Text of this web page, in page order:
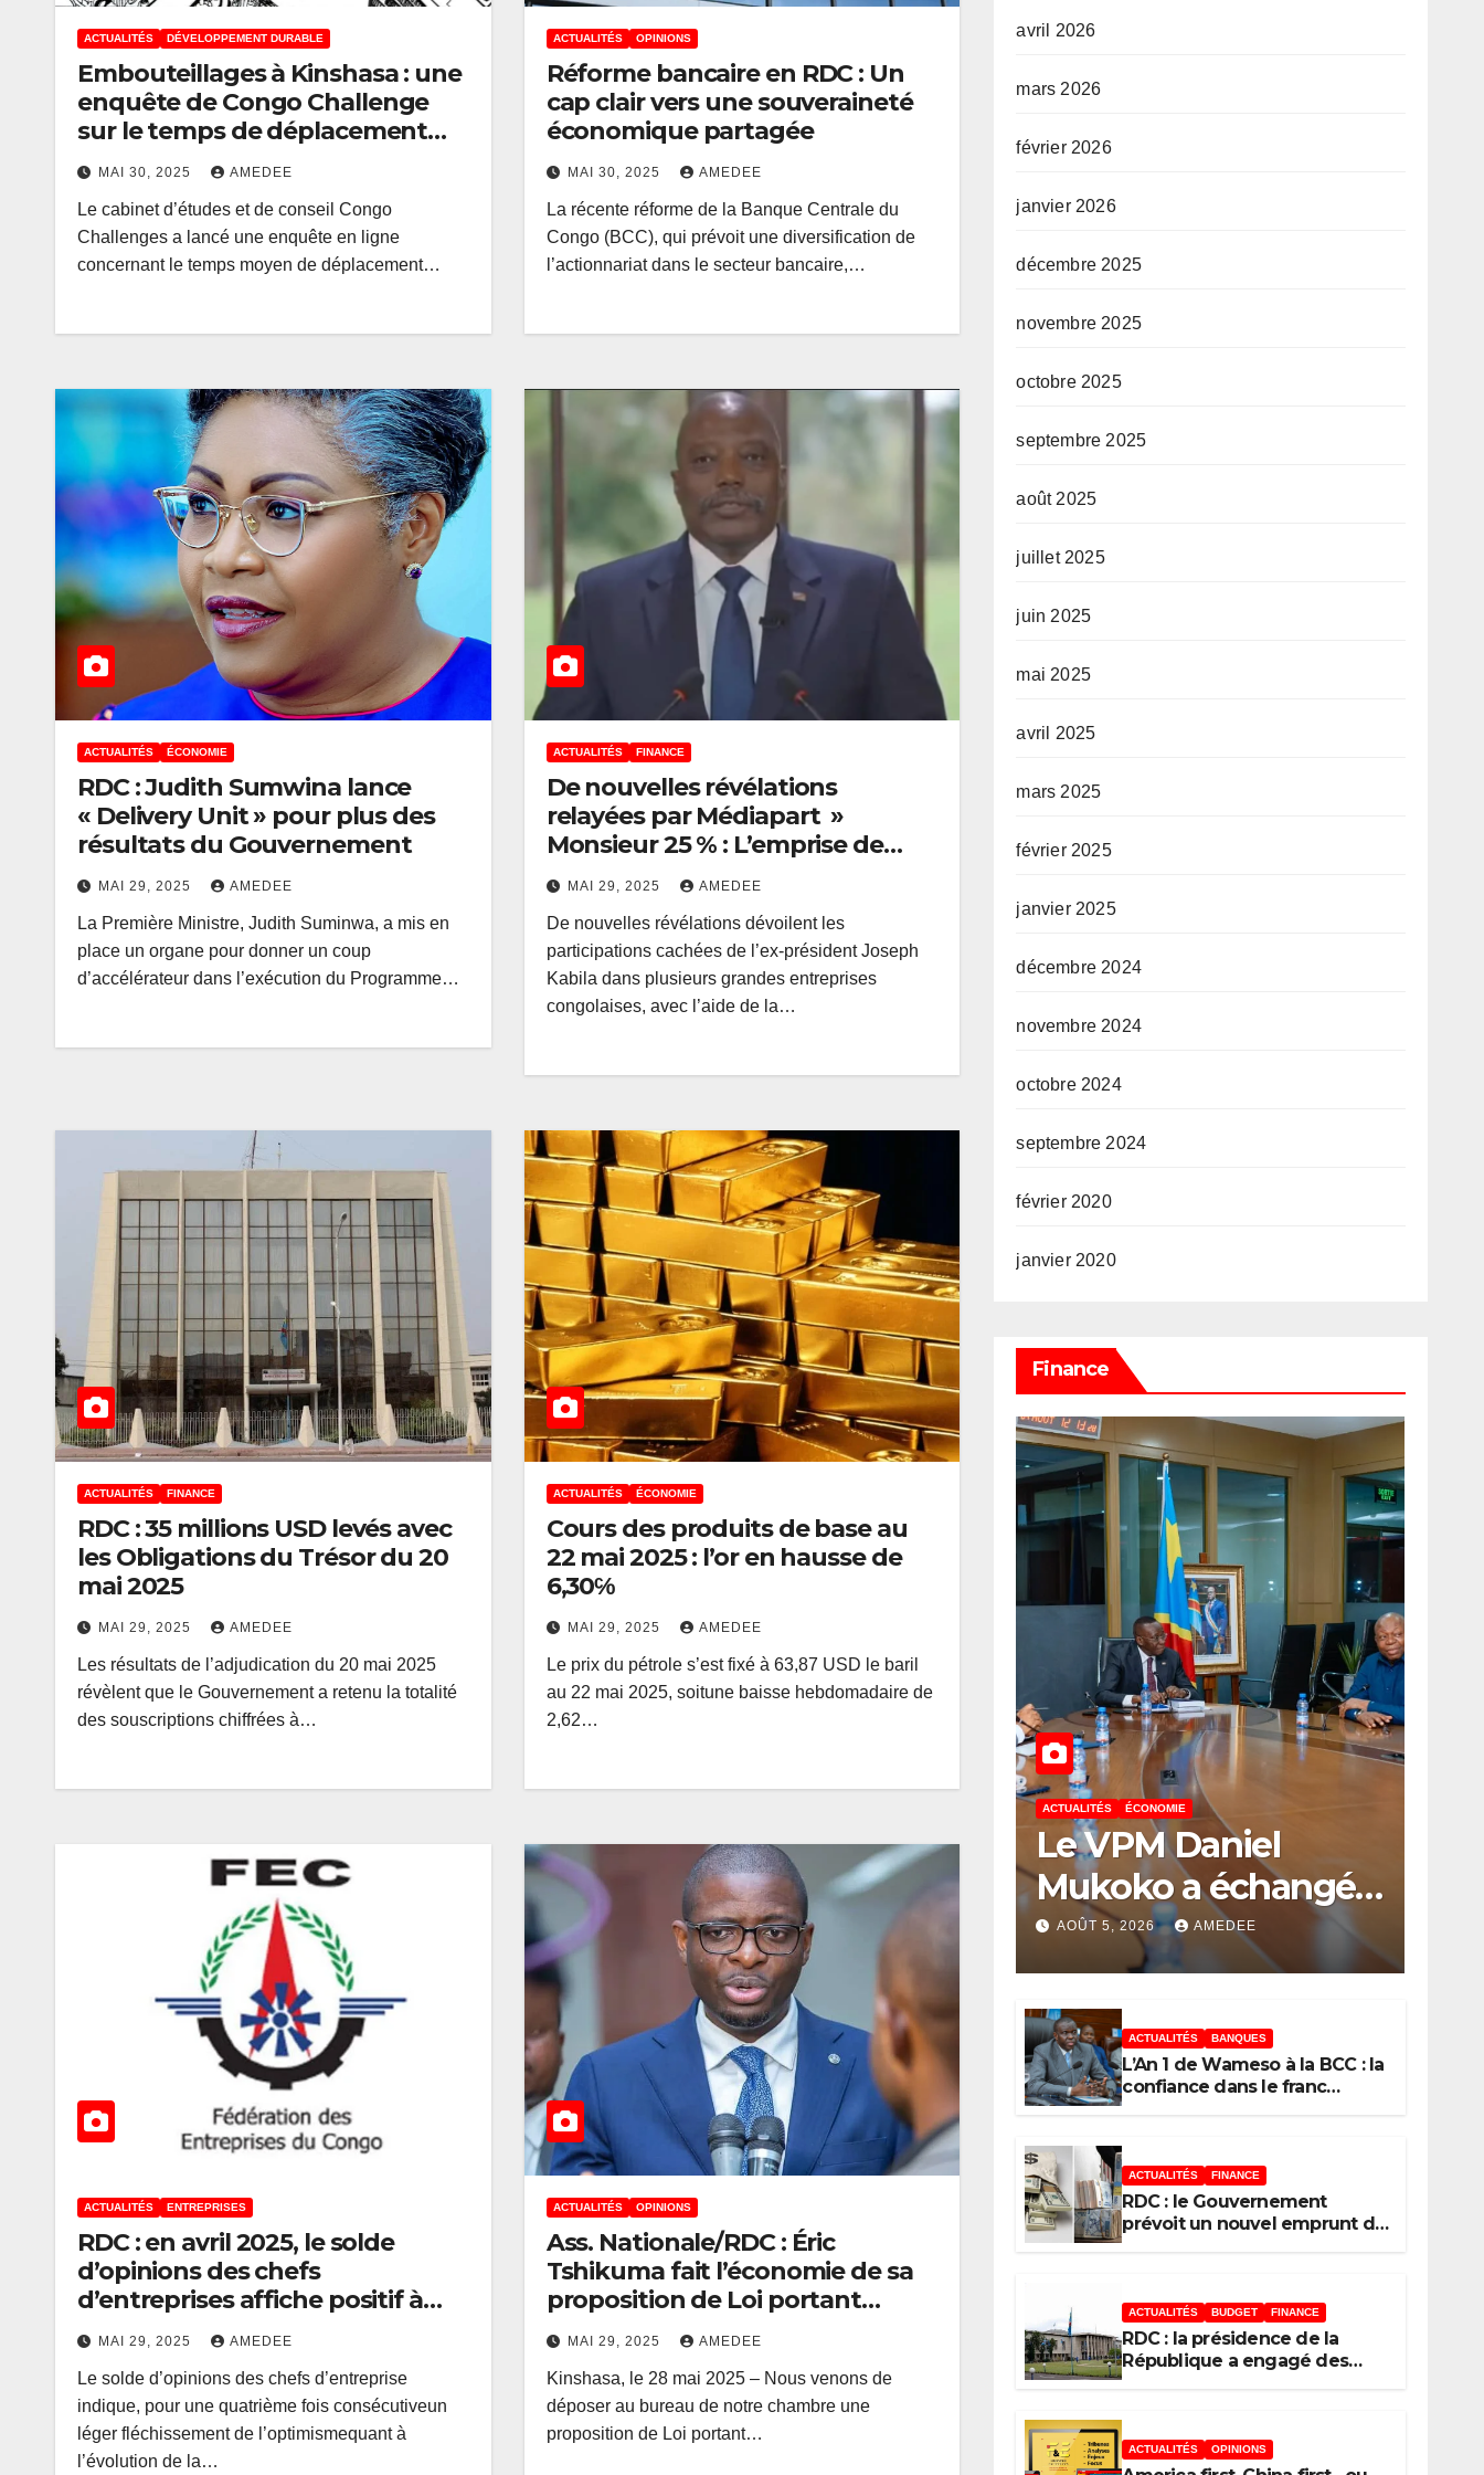
ACTUALITÉS DÉVELOPPEMENT DURABLE
Embouteillages à Kinshasa : une
enquête de Congo Challenge
sur le temps de déplacement
Maison-Travail fait 4
recommandations nécessaires
MAI 30, 2025 AMEDEE
Le cabinet d’études et de conseil Congo
Challenges a lancé une enquête en ligne
concernant le temps moyen de déplacement…
ACTUALITÉS OPINIONS
Réforme bancaire en RDC : Un
cap clair vers une souveraineté
économique partagée
MAI 30, 2025 AMEDEE
La récente réforme de la Banque Centrale du
Congo (BCC), qui prévoit une diversification de
l’actionnariat dans le secteur bancaire,…
ACTUALITÉS ÉCONOMIE
RDC : Judith Sumwina lance
« Delivery Unit » pour plus des
résultats du Gouvernement
MAI 29, 2025 AMEDEE
La Première Ministre, Judith Suminwa, a mis en
place un organe pour donner un coup
d’accélérateur dans l’exécution du Programme…
ACTUALITÉS FINANCE
De nouvelles révélations
relayées par Médiapart »
Monsieur 25 % : L’emprise de
Kabila sur l’économie
congolaise »
MAI 29, 2025 AMEDEE
De nouvelles révélations dévoilent les
participations cachées de l’ex-président Joseph
Kabila dans plusieurs grandes entreprises
congolaises, avec l’aide de la…
ACTUALITÉS FINANCE
RDC : 35 millions USD levés avec
les Obligations du Trésor du 20
mai 2025
MAI 29, 2025 AMEDEE
Les résultats de l’adjudication du 20 mai 2025
révèlent que le Gouvernement a retenu la totalité
des souscriptions chiffrées à…
ACTUALITÉS ÉCONOMIE
Cours des produits de base au
22 mai 2025 : l’or en hausse de
6,30℅
MAI 29, 2025 AMEDEE
Le prix du pétrole s’est fixé à 63,87 USD le baril
au 22 mai 2025, soitune baisse hebdomadaire de
2,62…
ACTUALITÉS ENTREPRISES
RDC : en avril 2025, le solde
d’opinions des chefs
d’entreprises affiche positif à
+35, 5 (BCC)
MAI 29, 2025 AMEDEE
Le solde d’opinions des chefs d’entreprise
indique, pour une quatrième fois consécutiveun
léger fléchissement de l’optimismequant à
l’évolution de la…
ACTUALITÉS OPINIONS
Ass. Nationale/RDC : Éric
Tshikuma fait l’économie de sa
proposition de Loi portant
modification du Code du Travail
MAI 29, 2025 AMEDEE
Kinshasa, le 28 mai 2025 – Nous venons de
déposer au bureau de notre chambre une
proposition de Loi portant…
avril 2026
mars 2026
février 2026
janvier 2026
décembre 2025
novembre 2025
octobre 2025
septembre 2025
août 2025
juillet 2025
juin 2025
mai 2025
avril 2025
mars 2025
février 2025
janvier 2025
décembre 2024
novembre 2024
octobre 2024
septembre 2024
février 2020
janvier 2020
Finance
ACTUALITÉS ÉCONOMIE
Le VPM Daniel
Mukoko a échangé
avec le Corps d’élite
scientifique de
l’UDPS/Tshisekedi
sur les grands
enjeux de
développement de
la RDC
AOÛT 5, 2026 AMEDEE
ACTUALITÉS BANQUES
L’An 1 de Wameso à la BCC : la
confiance dans le franc
toujours au point mort
ACTUALITÉS FINANCE
RDC : le Gouvernement
prévoit un nouvel emprunt de
ACTUALITÉS BUDGET FINANCE
RDC : la présidence de la
République a engagé des
ACTUALITÉS OPINIONS